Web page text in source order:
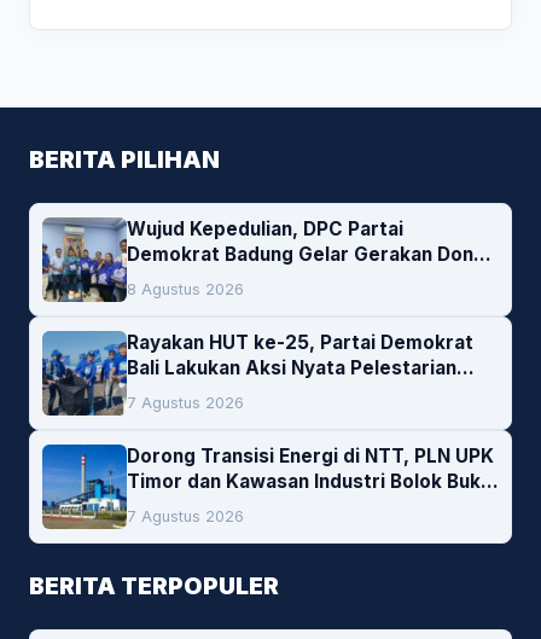
BERITA PILIHAN
Wujud Kepedulian, DPC Partai
Demokrat Badung Gelar Gerakan Donor
Darah
8 Agustus 2026
Rayakan HUT ke-25, Partai Demokrat
Bali Lakukan Aksi Nyata Pelestarian
Lingkungan
7 Agustus 2026
Dorong Transisi Energi di NTT, PLN UPK
Timor dan Kawasan Industri Bolok Buka
Peluang Investasi Woodchip untuk
Cofiring PLTU Bolok
7 Agustus 2026
BERITA TERPOPULER